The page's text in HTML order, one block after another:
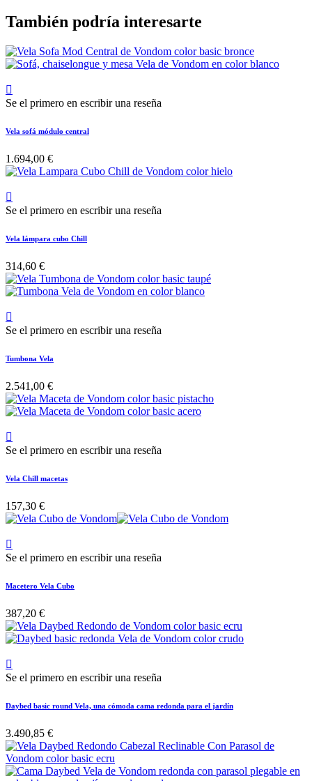
También podría interesarte

Se el primero en escribir una reseña
Vela sofá módulo central
1.694,00 €

Se el primero en escribir una reseña
Vela lámpara cubo Chill
314,60 €

Se el primero en escribir una reseña
Tumbona Vela
2.541,00 €

Se el primero en escribir una reseña
Vela Chill macetas
157,30 €

Se el primero en escribir una reseña
Macetero Vela Cubo
387,20 €

Se el primero en escribir una reseña
Daybed basic round Vela, una cómoda cama redonda para el jardín
3.490,85 €